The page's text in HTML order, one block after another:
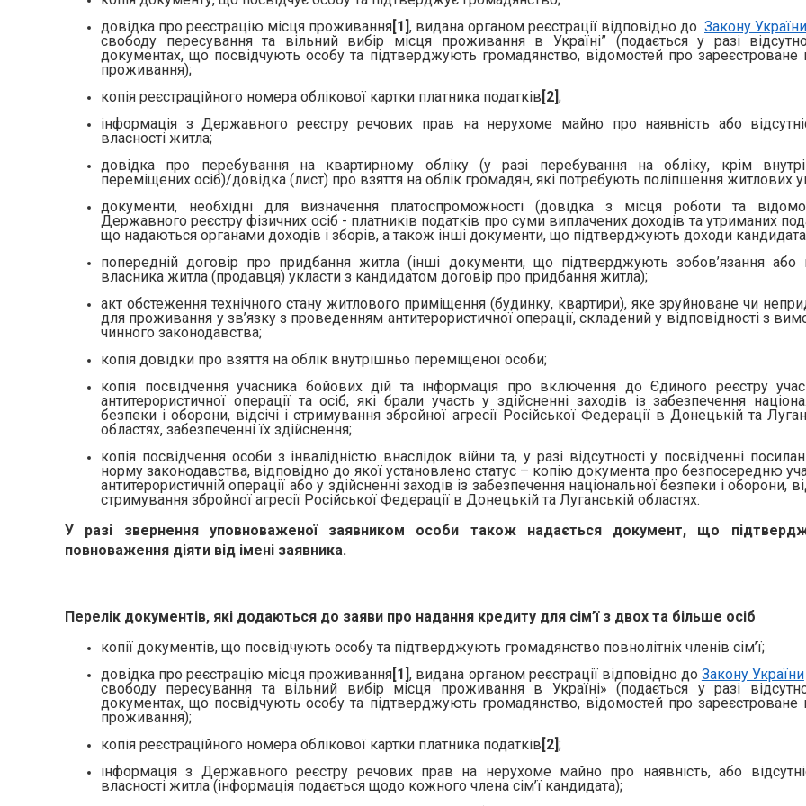
довідка про реєстрацію місця проживання [1] , видана органом реєстрації відповідно до Закону України
свободу пересування та вільний вибір місця проживання в Україні” (подається у разі
документах, що посвідчують особу та підтверджують громадянство, відомостей про зареєстроване
проживання);
копія реєстраційного номера облікової картки платника податків [2] ;
інформація з Державного реєстру речових прав на нерухоме майно про наявність або
власності житла;
довідка про перебування на квартирному обліку (у разі перебування на обліку, крім
переміщених осіб)/довідка (лист) про взяття на облік громадян, які потребують поліпшення житлових
документи, необхідні для визначення платоспроможності (довідка з місця роботи та
Державного реєстру фізичних осіб - платників податків про суми виплачених доходів та утриманих
що надаються органами доходів і зборів, а також інші документи, що підтверджують доходи
попередній договір про придбання житла (інші документи, що підтверджують зобов’язання або
власника житла (продавця) укласти з кандидатом договір про придбання житла);
акт обстеження технічного стану житлового приміщення (будинку, квартири), яке зруйноване чи
для проживання у зв’язку з проведенням антитерористичної операції, складений у відповідності з
чинного законодавства;
копія довідки про взяття на облік внутрішньо переміщеної особи;
копія посвідчення учасника бойових дій та інформація про включення до Єдиного реєстру
антитерористичної операції та осіб, які брали участь у здійсненні заходів із забезпечення
безпеки і оборони, відсічі і стримування збройної агресії Російської Федерації в Донецькій та
областях, забезпеченні їх здійснення;
копія посвідчення особи з інвалідністю внаслідок війни та, у разі відсутності у посвідченні
норму законодавства, відповідно до якої установлено статус – копію документа про безпосередню
антитерористичній операції або у здійсненні заходів із забезпечення національної безпеки і оборони,
стримування збройної агресії Російської Федерації в Донецькій та Луганській областях.
У разі звернення уповноваженої заявником особи також надається документ, що
повноваження діяти від імені заявника.
Перелік документів, які додаються до заяви про надання кредиту для сім’ї з двох та більше осіб
копії документів, що посвідчують особу та підтверджують громадянство повнолітніх членів сім’ї;
довідка про реєстрацію місця проживання [1], видана органом реєстрації відповідно до Закону України
свободу пересування та вільний вибір місця проживання в Україні» (подається у разі
документах, що посвідчують особу та підтверджують громадянство, відомостей про зареєстроване
проживання);
копія реєстраційного номера облікової картки платника податків [2] ;
інформація з Державного реєстру речових прав на нерухоме майно про наявність, або
власності житла (інформація подається щодо кожного члена сім’ї кандидата);